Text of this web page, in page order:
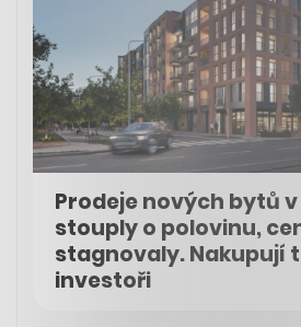
Prodeje nových bytů v
stouply o polovinu,
stagnovaly. Nakupují
investoři